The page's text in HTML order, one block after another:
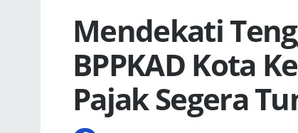
Mendekati
BPPKAD Kota
Pajak Segera